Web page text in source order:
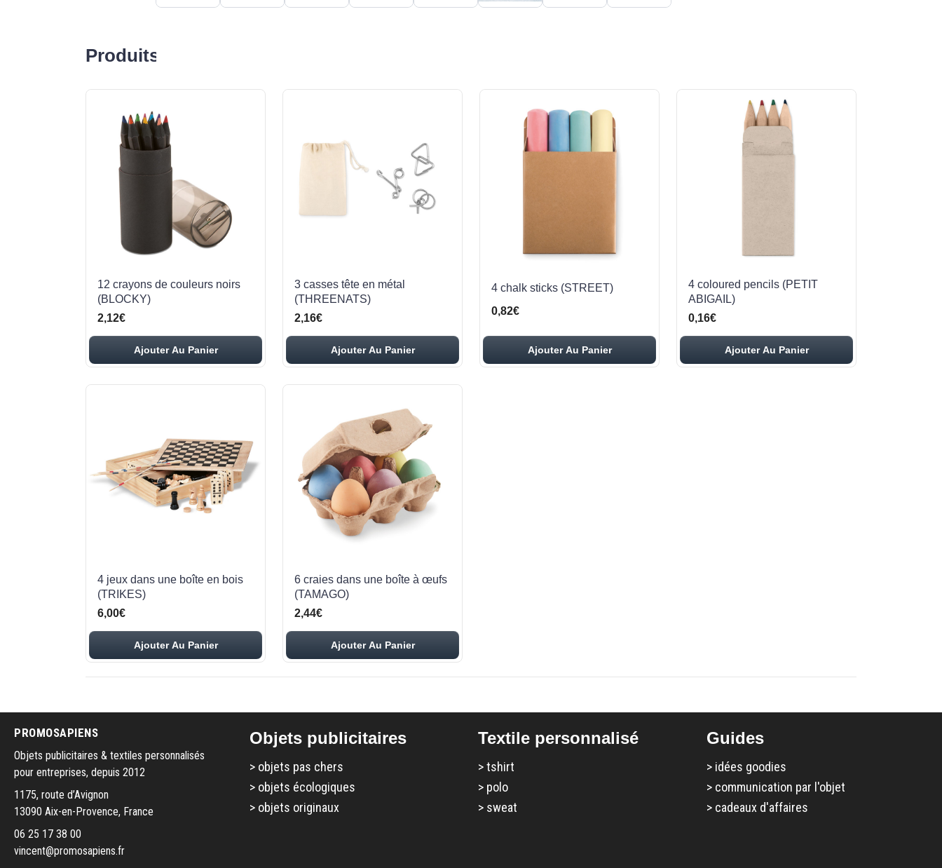
Produits liés
12 crayons de couleurs noirs
(BLOCKY)
2,12€
Ajouter Au Panier
3 casses tête en métal
(THREENATS)
2,16€
Ajouter Au Panier
4 chalk sticks (STREET)
0,82€
Ajouter Au Panier
4 coloured pencils (PETIT
ABIGAIL)
0,16€
Ajouter Au Panier
4 jeux dans une boîte en bois
(TRIKES)
6,00€
Ajouter Au Panier
6 craies dans une boîte à œufs
(TAMAGO)
2,44€
Ajouter Au Panier
PROMOSAPIENS
Objets publicitaires & textiles personnalisés
pour entreprises, depuis 2012
1175, route d’Avignon
13090 Aix-en-Provence, France
06 25 17 38 00
vincent@promosapiens.fr
Objets publicitaires
> objets pas chers
> objets écologiques
> objets originaux
Textile personnalisé
>tshirt
> polo
> sweat
Guides
> idées goodies
> communication par l'objet
> cadeaux d'affaires